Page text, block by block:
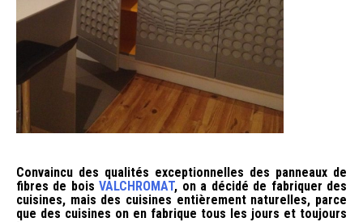
Convaincu des qualités exceptionnelles des panneaux de
fibres de boisVALCHROMAT, on a décidé de fabriquer des
cuisines, mais des cuisines entièrement naturelles, parce
que des cuisines on en fabrique tous les jours et toujours